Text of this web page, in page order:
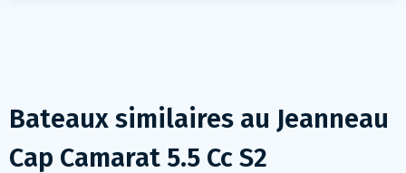
Bateaux similaires au Jeanneau
Cap Camarat 5.5 Cc S2